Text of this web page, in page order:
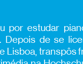
por estudar
Depois de se
Lisboa, transpôs